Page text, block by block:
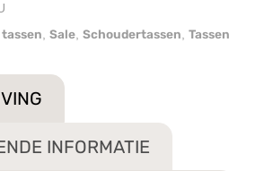
Sale Schoudertassen Tassen
INFORMATIE